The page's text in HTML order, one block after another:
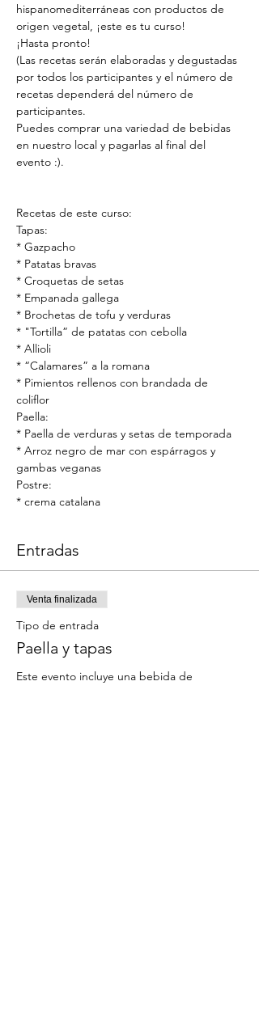
hispanomediterráneas con productos de
origen vegetal, ¡este es tu curso!
¡Hasta pronto!
(Las recetas serán elaboradas y degustadas
por todos los participantes y el número de
recetas dependerá del número de
participantes.
Puedes comprar una variedad de bebidas
en nuestro local y pagarlas al final del
evento :).
Recetas de este curso:
Tapas:
* Gazpacho
* Patatas bravas
* Croquetas de setas
* Empanada gallega
* Brochetas de tofu y verduras
* "Tortilla” de patatas con cebolla
* Allioli
* “Calamares” a la romana
* Pimientos rellenos con brandada de
coliflor
Paella:
* Paella de verduras y setas de temporada
* Arroz negro de mar con espárragos y
gambas veganas
Postre:
* crema catalana
Entradas
Venta finalizada
Tipo de entrada
Paella y tapas
Este evento incluye una bebida de